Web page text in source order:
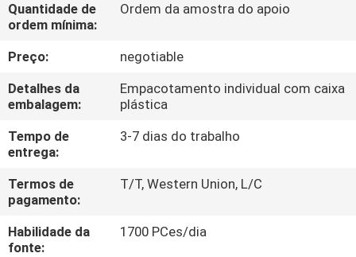
CONTROLE
DA
QUALIDADE
CONTACTE-
NOS
NOTÍCIA
Quantidade de
ordem mínima:
Ordem da amostra do apoio
Preço:
negotiable
Detalhes da
embalagem:
Empacotamento individual com caixa
plástica
Tempo de
entrega:
3-7 dias do trabalho
Termos de
pagamento:
T/T, Western Union, L/C
Habilidade da
fonte:
1700 PCes/dia